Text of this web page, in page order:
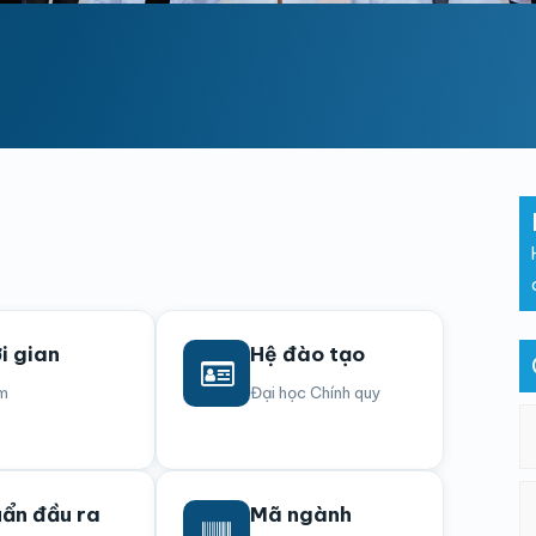
gian Hệ đào tạo
Đại học Chính quy
đầu ra Mã ngành